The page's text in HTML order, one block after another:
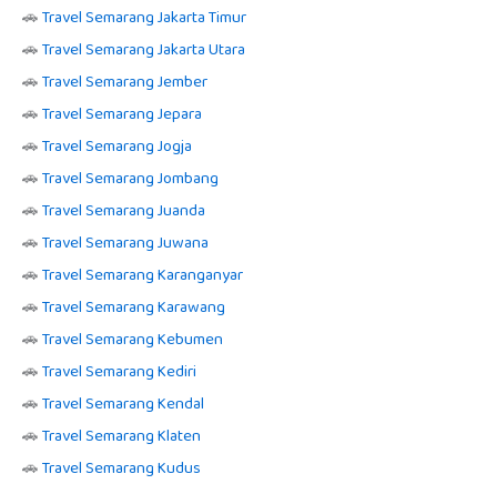
🚗Travel Semarang Jakarta Timur
🚗Travel Semarang Jakarta Utara
🚗Travel Semarang Jember
🚗Travel Semarang Jepara
🚗Travel Semarang Jogja
🚗Travel Semarang Jombang
🚗Travel Semarang Juanda
🚗Travel Semarang Juwana
🚗Travel Semarang Karanganyar
🚗Travel Semarang Karawang
🚗Travel Semarang Kebumen
🚗Travel Semarang Kediri
🚗Travel Semarang Kendal
🚗Travel Semarang Klaten
🚗Travel Semarang Kudus